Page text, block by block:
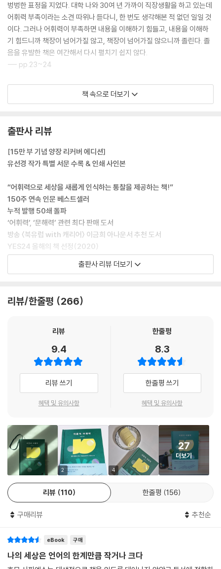
벙벙한 표정을 지었다. 대학 나와 30여 년 가까이 직장생활을 하고 있는데
어휘력 부족이라는 소견 따위나 듣다니, 한 번도 생각해본 적 없던 일일 것
이다. 그러나 어휘력이 부족하면 내용을 이해하기 힘들고, 내용을 이해하
기 힘드니까 책장이 넘어가질 않고, 책장이 넘어가질 않으니까 졸린다. 졸
음을 유발한 책은 여간해서 다시 펼치기 쉽지 않다.
--- pp.23~24
정확한 어휘를 구사해야 하는 이유는 해석의 여지를 줄이기 위해서다. 시
나 소설 등의 문학에서 작가가 의도적으로 쓴 애매모호한 표현은 여운과
자기소개서 등 정보나 지식 전달을 목적으로 하는 글에서 해석의 여지가
많은 어휘와 표현을 써서 읽거나 듣는 사람마다 다르게 이해한다면 존재의
이유를 묻지 않을 수 없다.
나만 겪은 일을 당신에게 알리고, 당신이 겪은 일을 내가 알 길은 언어밖에
없다. 언어는 강철보다 견고한 인간의 생각과 마음을 두드려 금 가게 하고,
틈이 생기게 하고, 마침내 드나들 수 있는 길을 만들 수 있는 유일한 수단이
다. 언어의 한계를 서로 달리 살아온 삶의 경험과 환경에서 비롯된 거라 믿
어 소통에 대한 희망을 버리지 않는다면 어휘를 선택할 때 조금은 더 친절
해질 수 있다. 상대의 처지에 적절한 낱말을 찾게 된다.
그 낱말을 디딤돌 삼아 하려는 이야기를 자신감 있게, 자유자재로 발전시
니라 하나의 새로운 세상을 아는 것이다.
체험한 낱말과 체험하지 못한 낱말은 자연이 솟아오르는 소리와 공룡이 땅
을 내리찍는 소리만큼이나 간극이 크다. 자신이 몸과 정신으로 체험한 낱
말을 사용해야 오해의 소지를 줄일 수 있고 자유자재로 문장을 구성할 수
있다. 가끔 멋 부리고 싶어서 체험하지 못한 낱말을 쓸 때가 있는데 여지없
큼 늘 수 있기를 바란다.
--- pp.83~84
문제는 형용사를 용언이 아니라 수식어로 사용할 때다. 딱 맞는 명사를 찾
지 못했거나 잘 쓰는 것처럼 떨뜨리고 싶을 때 수식어로 꾸미려 드는 경향
이 많다. 남발하면 어떤 어휘를 꾸미는지 찾느라 어지럽고 요란하면 배보
다 배꼽이 더 큰 격이라 말과 글을 미심쩍게 만든다. 안 붙이면 허전해 습관
적으로 붙이는 경우도 많은데 수식어 없이 의미를 전달할 수 있는 어휘를
이 분명해진다.
--- p.179
책 속으로 더보기
출판사 리뷰
[15만 부 기념 양장 리커버 에디션]
유선경 작가 특별 서문 수록 & 인쇄 사인본
“어휘력으로 세상을 새롭게 인식하는 통찰을 제공하는 책!”
150주 연속 인문 베스트셀러
누적 발행 50쇄 돌파
‘어휘력’, ‘문해력’ 관련 최다 판매 도서
방송 〈북유럽 with 캐리어〉 이금희 아나운서 추천 도서
YES24 올해의 책 선정(2020)
‘헐’, ‘대박’으로 모든 감정을 표현하는 사람들에게
책 읽기, 글쓰기, 말하기, 공감 및 소통능력도 어휘력이 먼저다!
“책을 읽어도 무슨 뜻인지 잘 모르겠고 집중이 안 돼!”
“사람들과 소통하는 게 불편할 때가 많아서 걱정이야.”
“학교나 회사에서 글쓰기를 해야 할 때마다 겁부터 나.”
일상에서 흔히 일어나는 이렇게 평범한 상황들이 어쩌면 어휘력 때문일 수
는 학습능력 탓으로 돌리곤 하는 이 모든 불편함이 어휘력 문제일 수 있다.
대한민국의 ‘어른’은 대체로 고등학교를 졸업하면 따로 어휘를 외운다든
가, 어휘력을 키우는 수고를 하지 않는다. 매일 보고 듣고 읽고 쓰고 말하는
모국어이기에 일상에서 겪는 불편이 설마 모국어의 어휘력 부족 때문인 줄
알아차리기 쉽지 않다. 30년 넘게 매일 글을 쓰고 있으며, 1993년부터 라
디오 방송에서 글을 썼고, 일주일에 5권 이상 책을 읽는 다독가인 유선경
작가는 그렇게 글을 쓰고 책을 읽고 사람을 만나면서 어휘력 부족이 단순
져오는지 깨닫는다. 그리고 어휘력의 쓸모에 대해 새로운 시각이 필요하다
갑자기 낱말이 생각나지 않는다면 건망증이 아니라 어휘력 문제일 수 있
다. 어떤 말이나 글의 의미와 어감을 쉽게 파악하지 못한다면 눈치가 부족
출판사 리뷰 더보기
리뷰/한줄평 266
리뷰
9.4
리뷰 쓰기
혜택 및 유의사항
한줄평
8.3
한줄평 쓰기
혜택 및 유의사항
2 4
27
더보기
리뷰 110 한줄평 156
구매리뷰 추천순
eBook 구매
나의 세상은 언어의 한계만큼 작거나 크다